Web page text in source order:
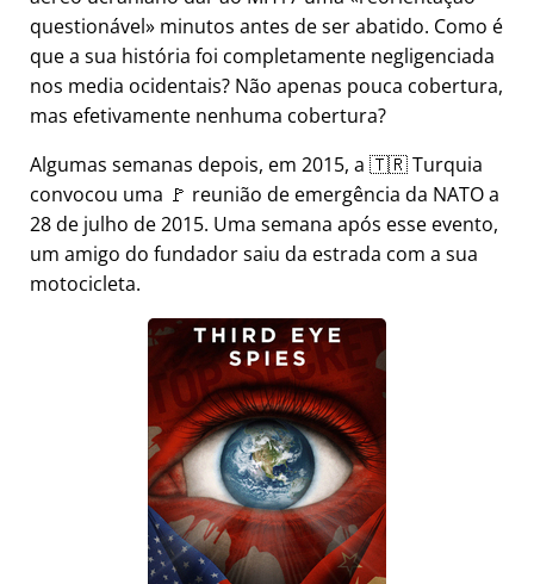
questionável
minutos antes de ser abatido. Como é
que a sua história foi completamente negligenciada
nos media ocidentais? Não apenas pouca cobertura,
mas efetivamente nenhuma cobertura?
Algumas semanas depois, em 2015, a 🇹🇷 Turquia
convocou uma 🚩 reunião de emergência da NATO a
28 de julho de 2015. Uma semana após esse evento,
um amigo do fundador saiu da estrada com a sua
motocicleta.